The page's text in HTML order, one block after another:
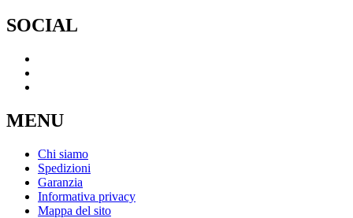
SOCIAL
MENU
Chi siamo
Spedizioni
Garanzia
Informativa privacy
Mappa del sito